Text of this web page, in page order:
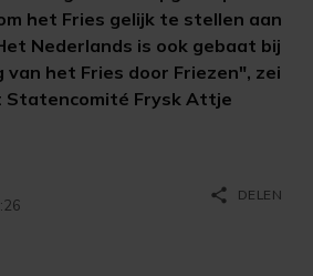
het Fries gelijk te stellen aan
Nederlands is ook gebaat bij
het Fries door Friezen", zei
Frysk Attje
share DELEN